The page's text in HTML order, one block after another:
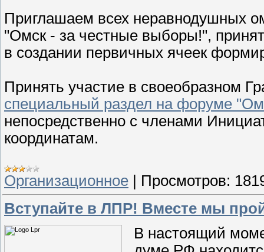
Приглашаем всех неравнодушных
"Омск - за честные выборы!",
в создании первичных ячеек
Принять участие в своеобразном
специальный раздел на форуме
непосредственно с членами
координатам.
Организационное | Просмотров:
Вступайте в ЛПР! Вместе мы
В настоящий